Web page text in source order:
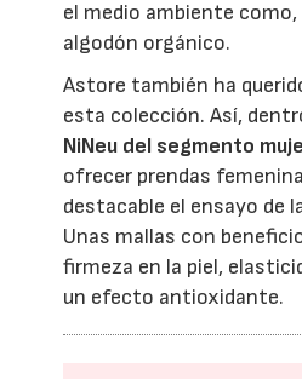
el medio ambiente como,
algodón orgánico.
Astore también ha
esta colección. Así,
NiNeu del segmento
ofrecer prendas
destacable el ensayo de
Unas mallas con
firmeza en la piel,
un efecto antioxidante.